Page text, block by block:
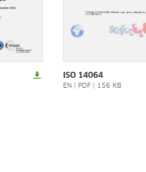
ISO 14064
EN PDF 156 KB